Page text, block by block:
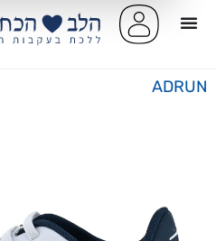
ADRUN